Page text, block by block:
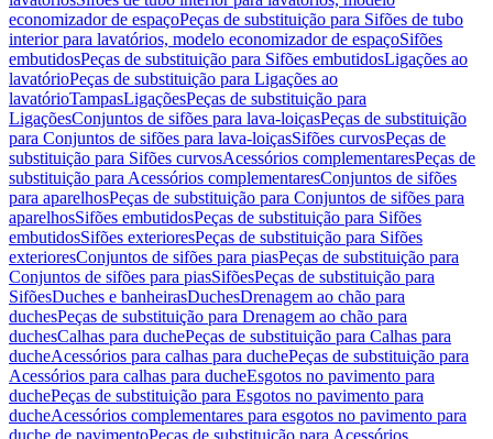
economizador de espaçoPeças de substituição para Sifões de tubo
interior para lavatórios, modelo economizador de espaçoSifões
embutidosPeças de substituição para Sifões embutidosLigações ao
lavatórioPeças de substituição para Ligações ao
lavatórioTampasLigaçõesPeças de substituição para
LigaçõesConjuntos de sifões para lava-loiçasPeças de substituição
para Conjuntos de sifões para lava-loiçasSifões curvosPeças de
substituição para Sifões curvosAcessórios complementaresPeças de
substituição para Acessórios complementaresConjuntos de sifões
para aparelhosPeças de substituição para Conjuntos de sifões para
aparelhosSifões embutidosPeças de substituição para Sifões
embutidosSifões exterioresPeças de substituição para Sifões
exterioresConjuntos de sifões para piasPeças de substituição para
Conjuntos de sifões para piasSifõesPeças de substituição para
SifõesDuches e banheirasDuchesDrenagem ao chão para
duchesPeças de substituição para Drenagem ao chão para
duchesCalhas para duchePeças de substituição para Calhas para
ducheAcessórios para calhas para duchePeças de substituição para
Acessórios para calhas para ducheEsgotos no pavimento para
duchePeças de substituição para Esgotos no pavimento para
ducheAcessórios complementares para esgotos no pavimento para
duche de pavimentoPeças de substituição para Acessórios